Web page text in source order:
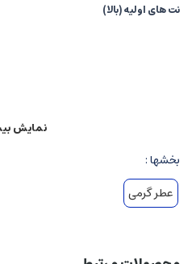
نت های اولیه (بالا)
حس لطافت، مردانگی و تعادل را به
نمایش
بخشها :
عطر گرمی